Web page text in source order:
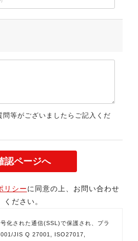
等がございましたらご記入くだ
リシーに同意の上、お問い合わせ
ください。
化された通信(SSL)で保護され、プラ
JIS Q 27001, ISO27017,